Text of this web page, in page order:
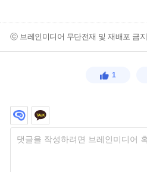
ⓒ 브레인미디어 무단전재 및 재배포 금지
1